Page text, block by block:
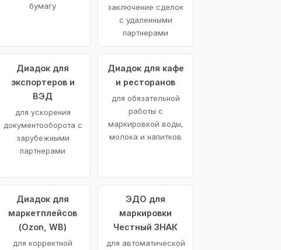
бумагу
заключение сделок
с удаленными
партнерами
Диадок для
экспортеров и
ВЭД
для ускорения
документооборота с
зарубежными
партнерами
Диадок для кафе
и ресторанов
для обязательной
работы с
маркировкой воды,
молока и напитков
Диадок для
маркетплейсов
(Ozon, WB)
для корректной
ЭДО для
маркировки
Честный ЗНАК
для автоматической